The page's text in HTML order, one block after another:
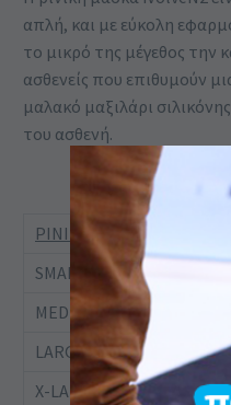
απλή, και με εύκολη
το μικρό της μέγεθος την
ασθενείς που επιθυμούν
μαλακό μαξιλάρι
του ασθενή.
ΡΙΝΙΚΗ Ν5
SMALL Ν5-S
MEDIUM Ν5-M
LARGE Ν5-L
X-LARGE Ν5-XL